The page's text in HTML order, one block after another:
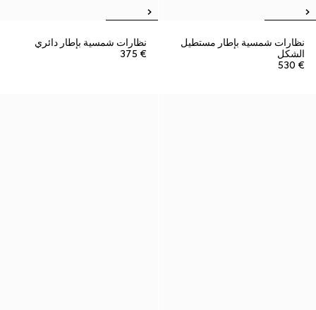
نظارات شمسية بإطار مستطيل
الشكل
€ 530
نظارات شمسية بإطار دائري
€ 375